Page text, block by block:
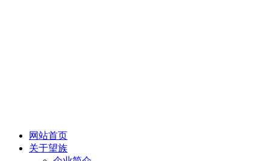
网站首页
关于望族